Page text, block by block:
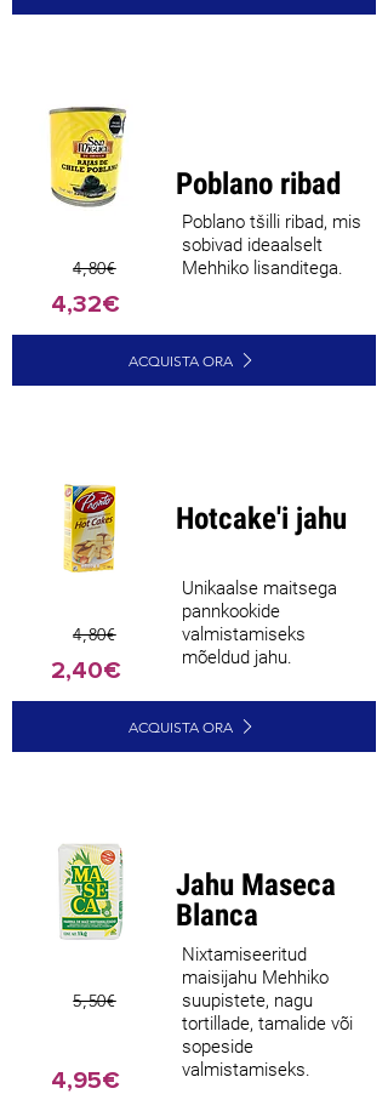
4,80€
4,32€
Poblano ribad
Poblano tšilli ribad, mis
sobivad ideaalselt
Mehhiko lisanditega.
ACQUISTA ORA
4,80€
2,40€
Hotcake'i jahu
Unikaalse maitsega
pannkookide
valmistamiseks
mõeldud jahu.
ACQUISTA ORA
5,50€
4,95€
Jahu Maseca
Blanca
Nixtamiseeritud
maisijahu Mehhiko
suupistete, nagu
tortillade, tamalide või
sopeside
valmistamiseks.